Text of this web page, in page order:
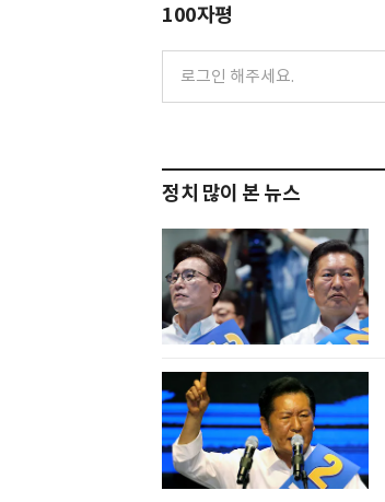
100자평
정치 많이 본 뉴스